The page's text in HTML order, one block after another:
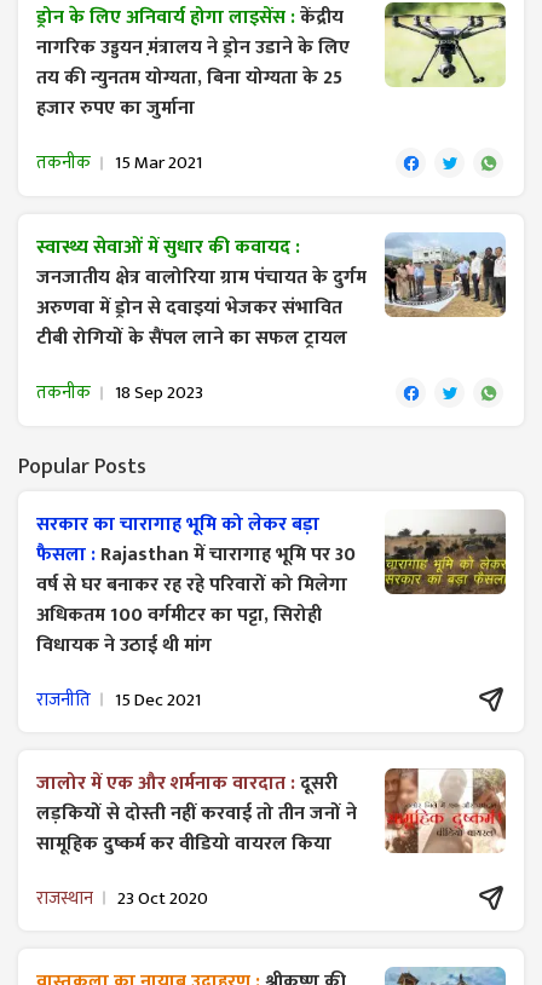
ड्रोन के लिए अनिवार्य होगा लाइसेंस :केंद्रीय
नागरिक उड्डयन म़ंत्रालय ने ड्रोन उडाने के लिए
तय की ​न्युनतम योग्यता, बिना योग्यता के 25
हजार रुपए का जुर्माना
तकनीक 15 Mar 2021
स्वास्थ्य सेवाओं में सुधार की कवायद :
जनजातीय क्षेत्र वालोरिया ग्राम पंचायत के दुर्गम
अरुणवा में ड्रोन से दवाइयां भेजकर संभावित
टीबी रोगियों के सैंपल लाने का सफल ट्रायल
तकनीक 18 Sep 2023
Popular Posts
सरकार का चारागाह भूमि को लेकर बड़ा
फैसला :Rajasthan में चारागाह भूमि पर 30
वर्ष से घर बनाकर रह रहे परिवारों को मिलेगा
अधिकतम 100 वर्गमीटर का पट्टा, सिरोही
विधायक ने उठाई थी मांग
राजनीति 15 Dec 2021
जालोर में एक और शर्मनाक वारदात :दूसरी
लड़कियों से दोस्ती नहीं करवाई तो तीन जनों ने
सामूहिक दुष्कर्म कर वीडियो वायरल किया
राजस्थान 23 Oct 2020